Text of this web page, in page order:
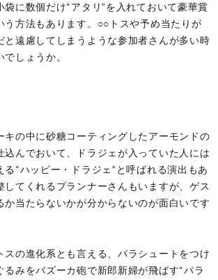
袋に数個だけ“アタリ”を入れておいて豪華賞
う方法もあります。○○トスや予め当たりが
と遠慮してしまうような参加者さんが多い時
しょうか。
キの中に砂糖コーティングしたアーモンドの
込んでおいて、ドラジェが入っていた人には
“ハッピー・ドラジェ”と呼ばれる演出もあ
してくれるプランナーさんもいますが、ゲス
か当たらないかが分からないのが面白いです
スの進化系とも言える、パラシュートをつけ
るみをバズーカ砲で新郎新婦が飛ばす“パラ